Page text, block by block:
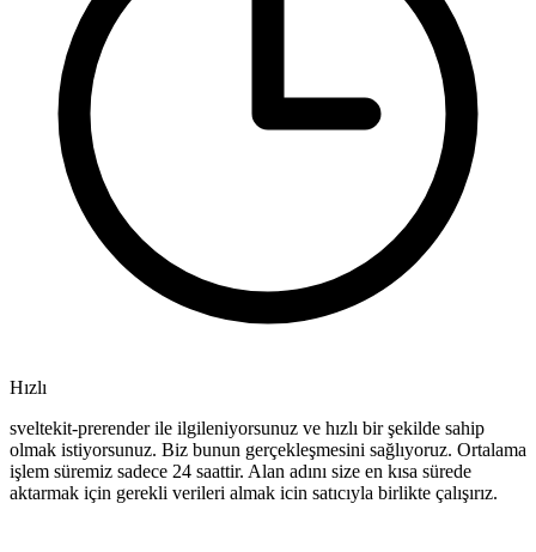
Hızlı
sveltekit-prerender ile ilgileniyorsunuz ve hızlı bir şekilde sahip
olmak istiyorsunuz. Biz bunun gerçekleşmesini sağlıyoruz. Ortalama
işlem süremiz sadece 24 saattir. Alan adını size en kısa sürede
aktarmak için gerekli verileri almak icin satıcıyla birlikte çalışırız.